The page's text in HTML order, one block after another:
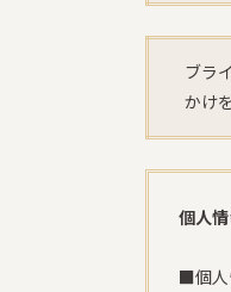
ブラ
かけ
個人
■個人